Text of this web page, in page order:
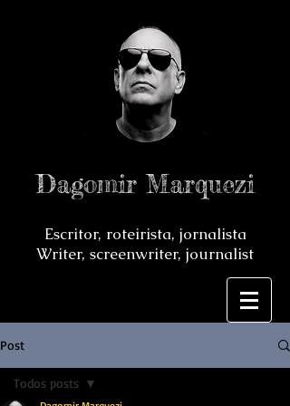
Dagomir Marquezi
Escritor, roteirista, jornalista
Writer, screenwriter, journalist
Post
Todos posts